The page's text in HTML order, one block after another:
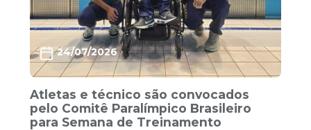
24/07/2026
Atletas e técnico são convocados
pelo Comitê Paralímpico Brasileiro
para Semana de Treinamento